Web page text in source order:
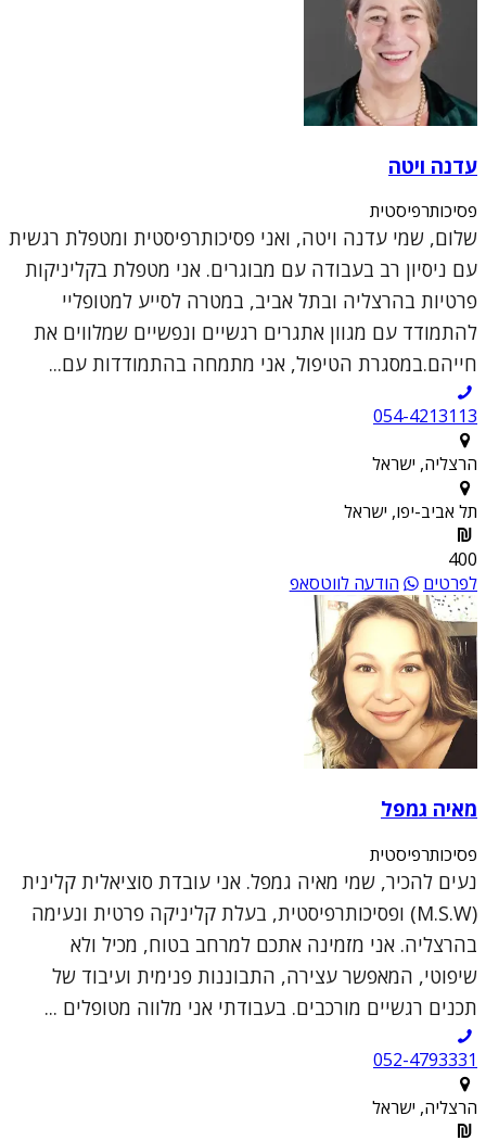
עדנה ויטה
פסיכותרפיסטית
שלום, שמי עדנה ויטה, ואני פסיכותרפיסטית ומטפלת רגשית
עם ניסיון רב בעבודה עם מבוגרים. אני מטפלת בקליניקות
פרטיות בהרצליה ובתל אביב, במטרה לסייע למטופליי
להתמודד עם מגוון אתגרים רגשיים ונפשיים שמלווים את
חייהם.במסגרת הטיפול, אני מתמחה בהתמודדות עם...
054-4213113
הרצליה, ישראל
תל אביב-יפו, ישראל
400
לפרטים
הודעה לווטסאפ
מאיה גמפל
פסיכותרפיסטית
נעים להכיר, שמי מאיה גמפל. אני עובדת סוציאלית קלינית
(M.S.W) ופסיכותרפיסטית, בעלת קליניקה פרטית ונעימה
בהרצליה. אני מזמינה אתכם למרחב בטוח, מכיל ולא
שיפוטי, המאפשר עצירה, התבוננות פנימית ועיבוד של
תכנים רגשיים מורכבים. בעבודתי אני מלווה מטופלים ...
052-4793331
הרצליה, ישראל